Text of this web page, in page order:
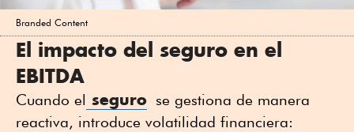
Branded Content
El impacto del seguro en el
EBITDA
Cuando el seguro se gestiona de manera
reactiva, introduce volatilidad financiera: